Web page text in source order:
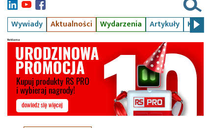
Wywiady Aktualności Wydarzenia Artykuły Kursy